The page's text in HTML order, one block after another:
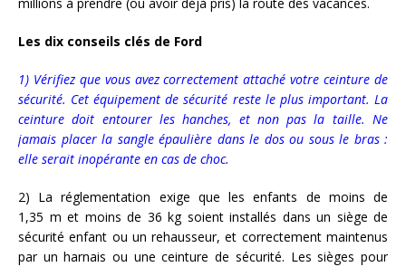
millions à prendre (ou avoir déjà pris) la route des vacances.
Les dix conseils clés de Ford
1) Vérifiez que vous avez correctement attaché votre ceinture de
sécurité. Cet équipement de sécurité reste le plus important. La
ceinture doit entourer les hanches, et non pas la taille. Ne
jamais placer la sangle épaulière dans le dos ou sous le bras :
elle serait inopérante en cas de choc.
2) La réglementation exige que les enfants de moins de
1,35 m et moins de 36 kg soient installés dans un siège de
sécurité enfant ou un rehausseur, et correctement maintenus
par un harnais ou une ceinture de sécurité. Les sièges pour